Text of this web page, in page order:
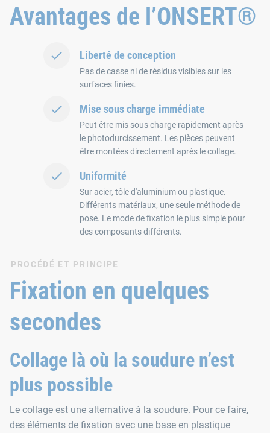
Avantages de l’ONSERT®
Liberté de conception
Pas de casse ni de résidus visibles sur les
surfaces finies.
Mise sous charge immédiate
Peut être mis sous charge rapidement après
le photodurcissement. Les pièces peuvent
être montées directement après le collage.
Uniformité
Sur acier, tôle d'aluminium ou plastique.
Différents matériaux, une seule méthode de
pose. Le mode de fixation le plus simple pour
des composants différents.
PROCÉDÉ ET PRINCIPE
Fixation en quelques
secondes
Collage là où la soudure n’est
plus possible
Le collage est une alternative à la soudure. Pour ce faire,
des éléments de fixation avec une base en plastique